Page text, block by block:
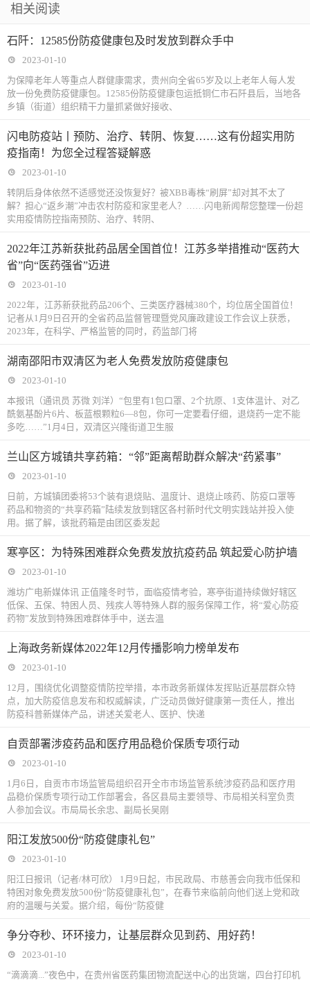
相关阅读
石阡：12585份防疫健康包及时发放到群众手中
2023-01-10
为保障老年人等重点人群健康需求，贵州向全省65岁及以上老年人每人发
放一份免费防疫健康包。12585份防疫健康包运抵铜仁市石阡县后，当地各
乡镇（街道）组织精干力量抓紧做好接收、
闪电防疫站丨预防、治疗、转阴、恢复……这有份超实用防
疫指南！为您全过程答疑解惑
2023-01-10
转阴后身体依然不适感觉还没恢复好？被XBB毒株“刷屏”却对其不太了
解？担心“返乡潮”冲击农村防疫和家里老人？……闪电新闻帮您整理一份超
实用疫情防控指南预防、治疗、转阴、
2022年江苏新获批药品居全国首位！江苏多举措推动“医药大
省”向“医药强省”迈进
2023-01-10
2022年，江苏新获批药品206个、三类医疗器械380个，均位居全国首位！
记者从1月9日召开的全省药品监督管理暨党风廉政建设工作会议上获悉，
2023年，在科学、严格监管的同时，药监部门将
湖南邵阳市双清区为老人免费发放防疫健康包
2023-01-10
本报讯（通讯员 苏微 刘洋）“包里有1包口罩、2个抗原、1支体温计、对乙
酰氨基酚片6片、板蓝根颗粒6—8包，你可一定要看仔细，退烧药一定不能
多吃……”1月4日，双清区兴隆街道卫生服
兰山区方城镇共享药箱：“邻”距离帮助群众解决“药紧事”
2023-01-10
日前，方城镇团委将53个装有退烧贴、温度计、退烧止咳药、防疫口罩等
药品和物资的“共享药箱”陆续发放到辖区各村新时代文明实践站并投入使
用。据了解，该批药箱是由团区委发起
寒亭区：为特殊困难群众免费发放抗疫药品 筑起爱心防护墙
2023-01-10
潍坊广电新媒体讯 正值隆冬时节，面临疫情考验，寒亭街道持续做好辖区
低保、五保、特困人员、残疾人等特殊人群的服务保障工作，将“爱心防疫
药物”发放到特殊困难群体手中，送去温
上海政务新媒体2022年12月传播影响力榜单发布
2023-01-10
12月，围绕优化调整疫情防控举措，本市政务新媒体发挥贴近基层群众特
点，加大防疫信息发布和权威解读，广泛动员做好健康第一责任人，推出
防疫科普新媒体产品，讲述关爱老人、医护、快递
自贡部署涉疫药品和医疗用品稳价保质专项行动
2023-01-10
1月6日，自贡市市场监管局组织召开全市市场监管系统涉疫药品和医疗用
品稳价保质专项行动工作部署会，各区县局主要领导、市局相关科室负责
人参加会议。市局局长余忠、副局长吴刚
阳江发放500份“防疫健康礼包”
2023-01-10
阳江日报讯（记者/林可欣） 1月9日起，市民政局、市慈善会向我市低保和
特困对象免费发放500份“防疫健康礼包”，在春节来临前向他们送上党和政
府的温暖与关爱。据介绍，每份“防疫健
争分夺秒、环环接力，让基层群众见到药、用好药！
2023-01-10
“滴滴滴...”夜色中，在贵州省医药集团物流配送中心的出货端，四台打印机